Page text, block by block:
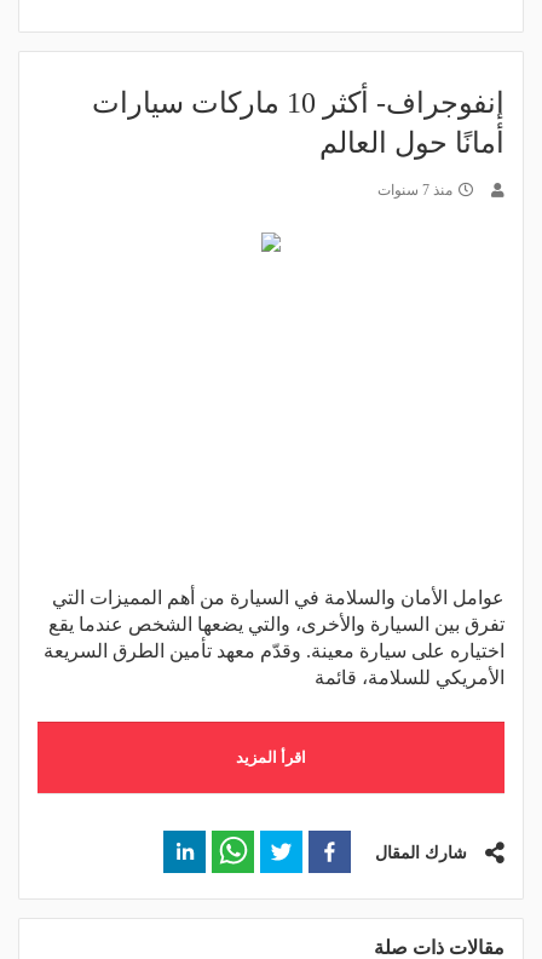
إنفوجراف- أكثر 10 ماركات سيارات
أمانًا حول العالم‎
منذ 7 سنوات
عوامل الأمان والسلامة في السيارة من أهم المميزات التي
تفرق بين السيارة والأخرى، والتي يضعها الشخص عندما يقع
اختياره على سيارة معينة. وقدّم معهد تأمين الطرق السريعة
الأمريكي للسلامة، قائمة
اقرأ المزيد
شارك المقال
مقالات ذات صلة